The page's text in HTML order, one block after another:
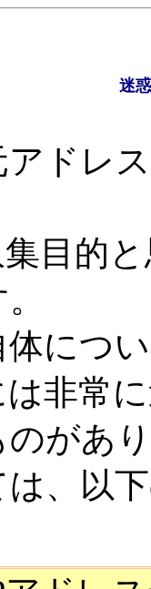
迷
ドレ
目的
につ
非常
のがあ
、以